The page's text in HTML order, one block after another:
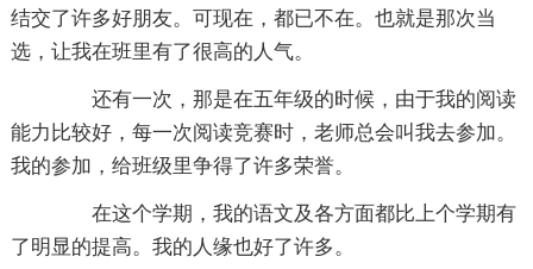
结交了许多好朋友。可现在，都已不在。也就是那次当
选，让我在班里有了很高的人气。
还有一次，那是在五年级的时候，由于我的阅读
能力比较好，每一次阅读竞赛时，老师总会叫我去参加。
我的参加，给班级里争得了许多荣誉。
在这个学期，我的语文及各方面都比上个学期有
了明显的提高。我的人缘也好了许多。